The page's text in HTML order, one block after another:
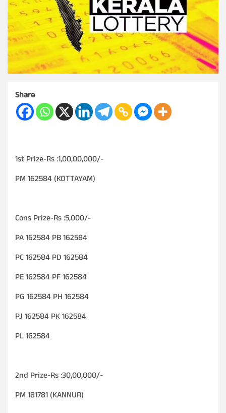
Share
1st Prize-Rs :1,00,00,000/-
PM 162584 (KOTTAYAM)
Cons Prize-Rs :5,000/-
PA 162584 PB 162584
PC 162584 PD 162584
PE 162584 PF 162584
PG 162584 PH 162584
PJ 162584 PK 162584
PL 162584
2nd Prize-Rs :30,00,000/-
PM 181781 (KANNUR)